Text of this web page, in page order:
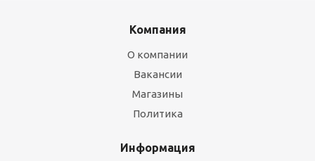
Компания
О компании
Вакансии
Магазины
Политика
Информация